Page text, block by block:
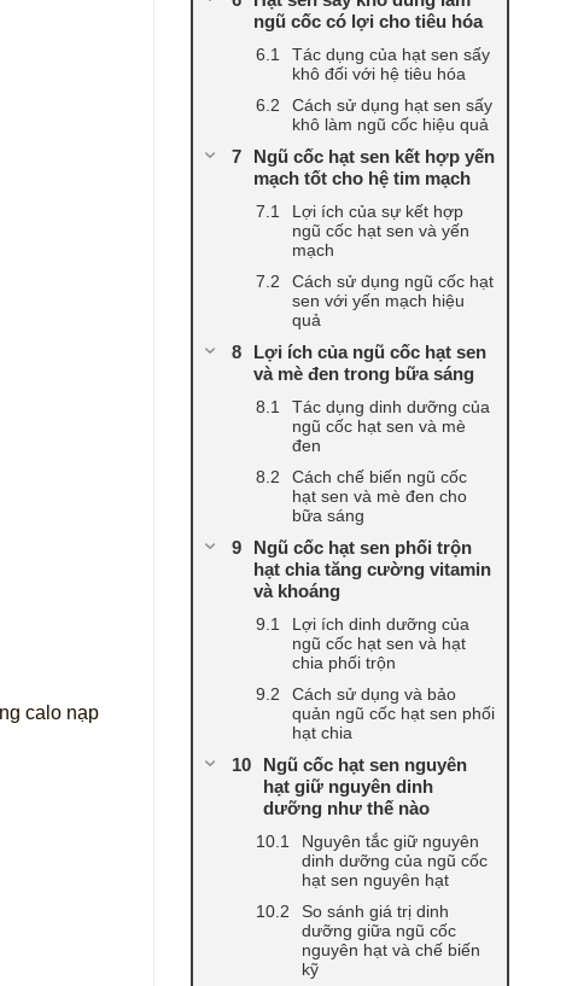
calo nạp
ngũ cốc có lợi cho tiêu hóa
Tác dụng của hạt sen sấy
khô đối với hệ tiêu hóa
Cách sử dụng hạt sen sấy
khô làm ngũ cốc hiệu quả
Ngũ cốc hạt sen kết hợp yến
mạch tốt cho hệ tim mạch
Lợi ích của sự kết hợp
ngũ cốc hạt sen và yến
mạch
Cách sử dụng ngũ cốc hạt
sen với yến mạch hiệu
quả
Lợi ích của ngũ cốc hạt sen
và mè đen trong bữa sáng
Tác dụng dinh dưỡng của
ngũ cốc hạt sen và mè
đen
Cách chế biến ngũ cốc
hạt sen và mè đen cho
bữa sáng
Ngũ cốc hạt sen phối trộn
hạt chia tăng cường vitamin
và khoáng
Lợi ích dinh dưỡng của
ngũ cốc hạt sen và hạt
chia phối trộn
Cách sử dụng và bảo
quản ngũ cốc hạt sen phối
hạt chia
Ngũ cốc hạt sen nguyên
hạt giữ nguyên dinh
dưỡng như thế nào
Nguyên tắc giữ nguyên
dinh dưỡng của ngũ cốc
hạt sen nguyên hạt
So sánh giá trị dinh
dưỡng giữa ngũ cốc
nguyên hạt và chế biến
kỹ